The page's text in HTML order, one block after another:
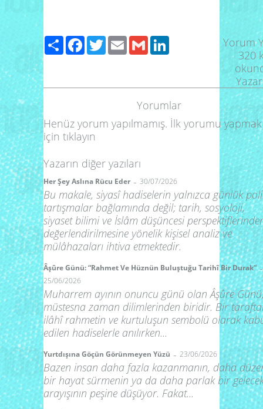
PaylaşFacebook
TwitterEmailGmail
Yorum
320
Yorumlar
Henüz yorum yapılmamış. İlk yorumu yapmak
için tıklayın
Yazarın diğer yazıları
Her Şey Aslına Rücu Eder - 30/07/2026
Bu makale, siyasî hadiselerin yalnızca günlük
tartışmalar bağlamında değil; tarih, sosyoloji,
siyaset bilimi ve İslâm düşüncesi
değerlendirilmesine yönelik kişisel analiz ve
mülâhazaları ihtiva etmektedir.
Âşûre Günü: “Rahmet Ve Hüznün Buluştuğu Tarihî Bir Durak” -
25/06/2026
Muharrem ayının onuncu günü olan Âşûre
müstesna zaman dilimlerinden biridir. Bir
ilâhî rahmetin ve kurtuluşun sembolü olarak
edilen hadiselerle anılırken...
Yurtdışına Göçün Görünmeyen Yüzü - 23/06/2026
Bazen insan daha fazla kazanmanın, daha
bir hayat sürmenin ya da daha parlak bir
arayışının peşine düşüyor. Fakat...